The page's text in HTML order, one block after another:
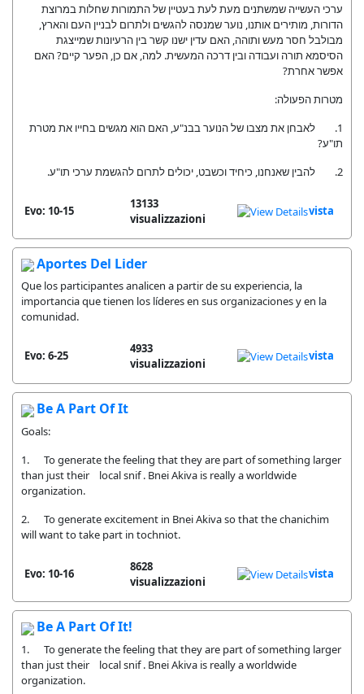
ערכי העשייה שמשתנים מעת לעת בעטיין של התמורות שחלות במרוצת
הדורות, מותירים אותנו, נוער שמנסה להגשים ולתרום לבניין העם והארץ,
מבולבל חסר מעש ותוהה, האם עדין ישנו קשר בין הרעיונות שמייצגת
הסיסמא תורה ועבודה ובין דרכה המעשית. למה, אם כן, הפער קיים? האם
אפשר אחרת?
מטרות הפעולה:
1. לאבחן את מצבו של הנוער בבנ"ע, האם הוא מגשים בחייו את מטרת
תו"ע?
2. להבין שאנחנו, כיחיד וכשבט, יכולים לתרום להגשמת ערכי תו"ע.
Evo: 10-15
13133
visualizzazioni
vista
Aportes Del Lider
Que los participantes analicen a partir de su experiencia, la
importancia que tienen los líderes en sus organizaciones y en la
comunidad.
Evo: 6-25
4933
visualizzazioni
vista
Be A Part Of It
Goals:
1. To generate the feeling that they are part of something larger
than just their local snif . Bnei Akiva is really a worldwide
organization.
2. To generate excitement in Bnei Akiva so that the chanichim
will want to take part in tochniot.
Evo: 10-16
8628
visualizzazioni
vista
Be A Part Of It!
1. To generate the feeling that they are part of something larger
than just their local snif . Bnei Akiva is really a worldwide
organization.